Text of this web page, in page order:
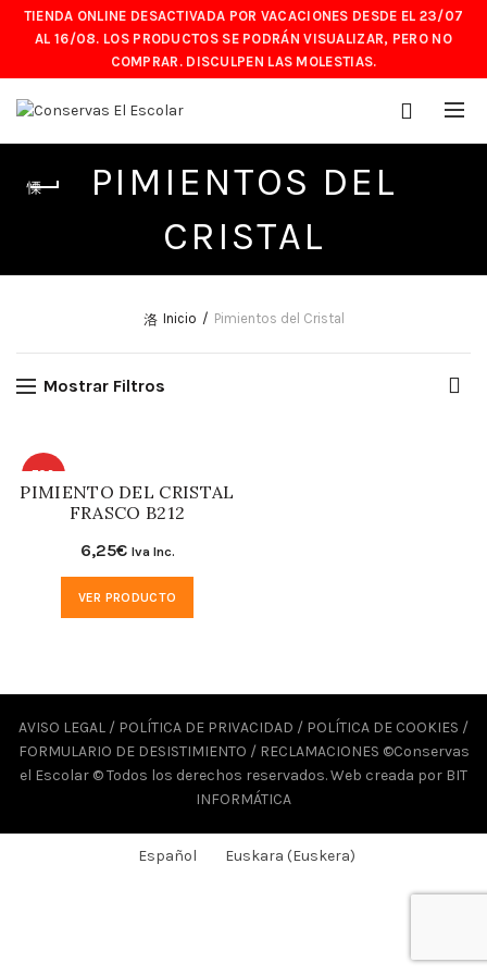
TIENDA ONLINE DESACTIVADA POR VACACIONES DESDE EL 23/07
AL 16/08. LOS PRODUCTOS SE PODRÁN VISUALIZAR, PERO NO
COMPRAR. DISCULPEN LAS MOLESTIAS.
PIMIENTOS DEL
CRISTAL
Inicio Pimientos del Cristal
Mostrar Filtros
TOP
PIMIENTO DEL CRISTAL
FRASCO B212
6,25€ Iva Inc.
VER PRODUCTO
AVISO LEGAL / POLÍTICA DE PRIVACIDAD / POLÍTICA DE COOKIES /
FORMULARIO DE DESISTIMIENTO / RECLAMACIONES ©Conservas
el Escolar © Todos los derechos reservados. Web creada por BIT
INFORMÁTICA
Español Euskara (Euskera)